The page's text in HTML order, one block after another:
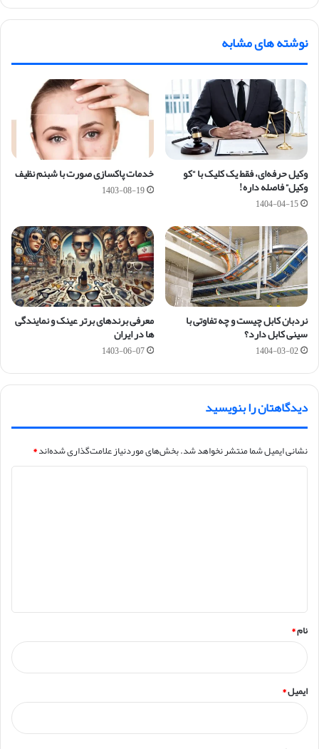
نوشته های مشابه
وکیل حرفه‌ای، فقط یک کلیک با “کو
وکیل” فاصله داره!
1404-04-15
خدمات پاکسازی صورت با شبنم نظیف
1403-08-19
نردبان کابل چیست و چه تفاوتی با
سینی کابل دارد؟
1404-03-02
معرفی برندهای برتر عینک و نمایندگی
ها در ایران
1403-06-07
دیدگاهتان را بنویسید
نشانی ایمیل شما منتشر نخواهد شد.بخش‌های موردنیاز علامت‌گذاری شده‌اند*
نام*
ایمیل*